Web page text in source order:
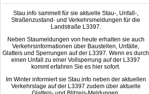
Stau.info sammelt für sie aktuelle Stau-, Unfall-,
Straßenzustand- und Verkehrsmeldungen für die
Landstraße L3397.
Neben Staumeldungen von heute erhalten sie auch
Verkehrsinformationen über Baustellen, Unfälle,
Glatteis und Sperrungen auf der L3397. Wenn es durch
einen Unfall zu einer Vollsperrung auf der L3397
kommt erfahren Sie es hier sofort.
Im Winter informiert sie Stau.info neben der aktuellen
Verkehrslage auf der L3397 zudem über aktuelle